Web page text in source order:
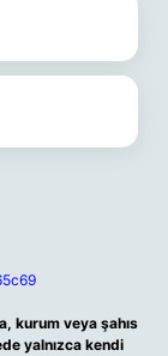
kurum veya şahıs
yalnızca kendi